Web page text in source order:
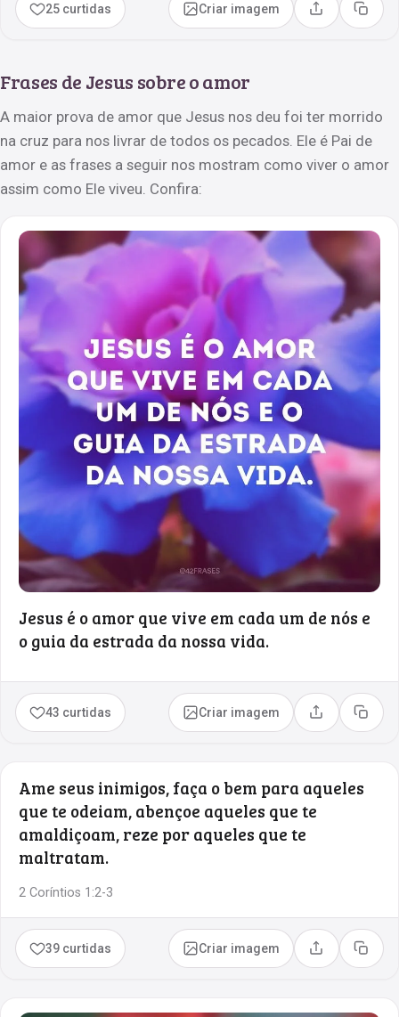
25 curtidas Criar imagem Compartilhar
Copiar
Frases de Jesus sobre o amor
A maior prova de amor que Jesus nos deu foi ter morrido
na cruz para nos livrar de todos os pecados. Ele é Pai de
amor e as frases a seguir nos mostram como viver o amor
assim como Ele viveu. Confira:
Jesus é o amor que vive em cada um de nós e
o guia da estrada da nossa vida.
43 curtidas Criar imagem Compartilhar
Copiar
Ame seus inimigos, faça o bem para aqueles
que te odeiam, abençoe aqueles que te
amaldiçoam, reze por aqueles que te
maltratam.
2 Coríntios 1:2-3
39 curtidas Criar imagem Compartilhar
Copiar